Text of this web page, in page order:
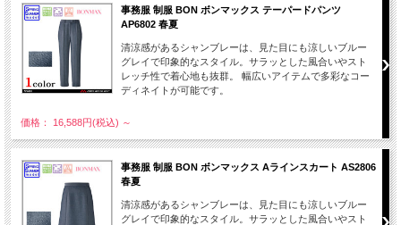
事務服 制服 BON ボンマックス テーパードパンツ
AP6802 春夏
清涼感があるシャンブレーは、見た目にも涼しいブルー
グレイで印象的なスタイル。サラッとした風合いやスト
レッチ性で着心地も抜群。 幅広いアイテムで多彩なコー
ディネイトが可能です。
価格： 16,588円(税込) ～
事務服 制服 BON ボンマックス Aラインスカート AS2806
春夏
清涼感があるシャンブレーは、見た目にも涼しいブルー
グレイで印象的なスタイル。サラッとした風合いやスト